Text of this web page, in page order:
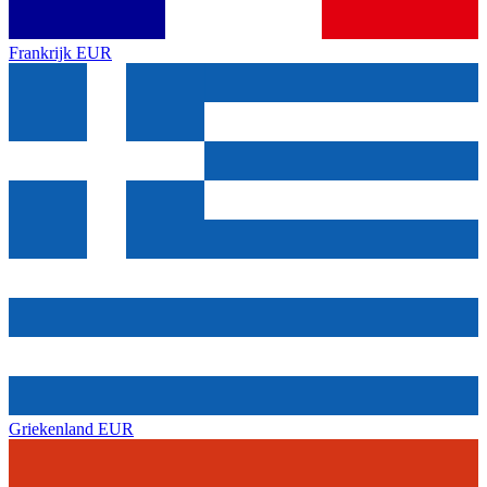
Frankrijk EUR
Griekenland EUR